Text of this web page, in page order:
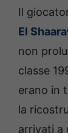
Il
El
non
classe
erano in
la
arrivati a